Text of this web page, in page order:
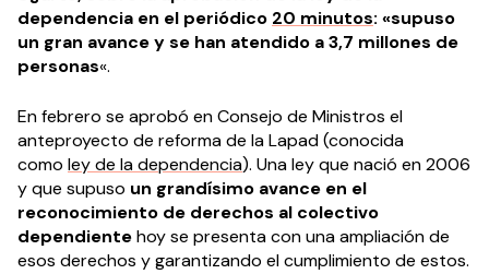
dependencia en el periódico 20 minutos: «supuso
un gran avance y se han atendido a 3,7 millones de
personas«.
En febrero se aprobó en Consejo de Ministros el
anteproyecto de reforma de la Lapad (conocida
como ley de la dependencia). Una ley que nació en 2006
y que supuso un grandísimo avance en el
reconocimiento de derechos al colectivo
dependientehoy se presenta con una ampliación de
esos derechos y garantizando el cumplimiento de estos.